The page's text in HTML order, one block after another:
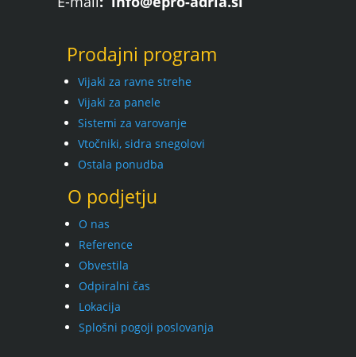
Prodajni program
Vijaki za ravne strehe
Vijaki za panele
Sistemi za varovanje
Vtočniki, sidra snegolovi
Ostala ponudba
O podjetju
O nas
Reference
Obvestila
Odpiralni čas
Lokacija
Splošni pogoji poslovanja